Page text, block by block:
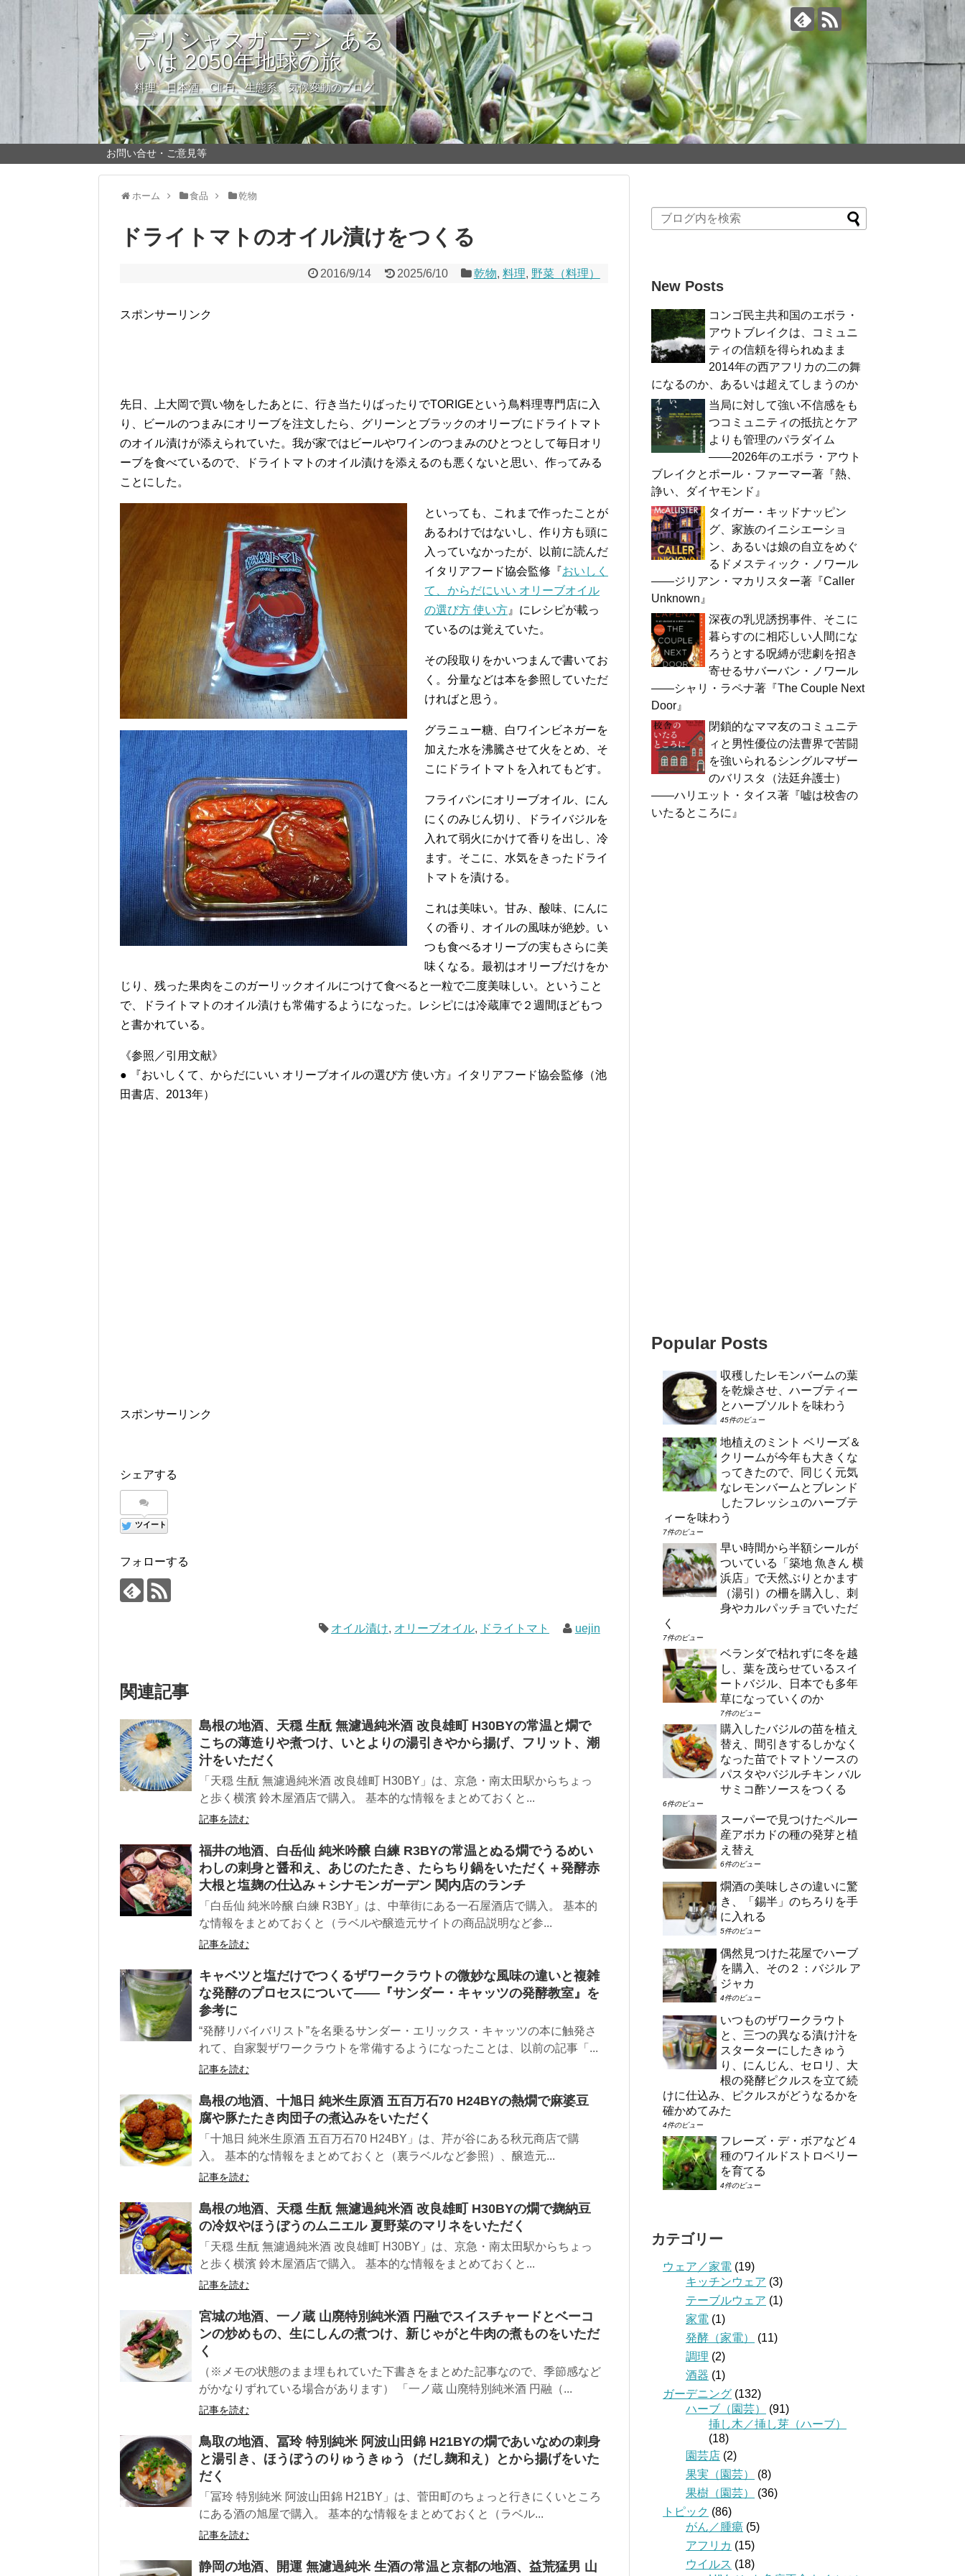
デリシャスガーデン ある
いは 2050年地球の旅
料理、日本酒、Cli-Fi、生態系、気候変動のブログ
お問い合せ・ご意見等
ホーム 食品 乾物
ドライトマトのオイル漬けをつくる
2016/9/14 2025/6/10 乾物, 料理, 野菜（料理）
スポンサーリンク
先日、上大岡で買い物をしたあとに、行き当たりばったりでTORIGEという鳥料理専門店に入
り、ビールのつまみにオリーブを注文したら、グリーンとブラックのオリーブにドライトマト
のオイル漬けが添えられていた。我が家ではビールやワインのつまみのひとつとして毎日オリ
ーブを食べているので、ドライトマトのオイル漬けを添えるのも悪くないと思い、作ってみる
ことにした。
といっても、これまで作ったことが
あるわけではないし、作り方も頭に
入っていなかったが、以前に読んだ
イタリアフード協会監修『おいしく
て、からだにいい オリーブオイル
の選び方 使い方 』にレシピが載っ
ているのは覚えていた。
その段取りをかいつまんで書いてお
く。分量などは本を参照していただ
ければと思う。
グラニュー糖、白ワインビネガーを
加えた水を沸騰させて火をとめ、そ
こにドライトマトを入れてもどす。
フライパンにオリーブオイル、にん
にくのみじん切り、ドライバジルを
入れて弱火にかけて香りを出し、冷
ます。そこに、水気をきったドライ
トマトを漬ける。
これは美味い。甘み、酸味、にんに
くの香り、オイルの風味が絶妙。い
つも食べるオリーブの実もさらに美
味くなる。最初はオリーブだけをか
じり、残った果肉をこのガーリックオイルにつけて食べると一粒で二度美味しい。ということ
で、ドライトマトのオイル漬けも常備するようになった。レシピには冷蔵庫で２週間ほどもつ
と書かれている。
《参照／引用文献》
● 『おいしくて、からだにいい オリーブオイルの選び方 使い方』イタリアフード協会監修（池
田書店、2013年）
スポンサーリンク
シェアする
ツイート
フォローする
オイル漬け, オリーブオイル, ドライトマト uejin
関連記事
島根の地酒、天穏 生酛 無濾過純米酒 改良雄町 H30BYの常温と燗で
こちの薄造りや煮つけ、いとよりの湯引きやから揚げ、フリット、潮
汁をいただく
「天穏 生酛 無濾過純米酒 改良雄町 H30BY」は、京急・南太田駅からちょっ
と歩く横濱 鈴木屋酒店で購入。 基本的な情報をまとめておくと...
記事を読む
福井の地酒、白岳仙 純米吟醸 白練 R3BYの常温とぬる燗でうるめい
わしの刺身と醤和え、あじのたたき、たらちり鍋をいただく＋発酵赤
大根と塩麹の仕込み＋シナモンガーデン 関内店のランチ
「白岳仙 純米吟醸 白練 R3BY」は、中華街にある一石屋酒店で購入。 基本的
な情報をまとめておくと（ラベルや醸造元サイトの商品説明など参...
記事を読む
キャベツと塩だけでつくるザワークラウトの微妙な風味の違いと複雑
な発酵のプロセスについて――『サンダー・キャッツの発酵教室』を
参考に
“発酵リバイバリスト”を名乗るサンダー・エリックス・キャッツの本に触発さ
れて、自家製ザワークラウトを常備するようになったことは、以前の記事「...
記事を読む
島根の地酒、十旭日 純米生原酒 五百万石70 H24BYの熱燗で麻婆豆
腐や豚たたき肉団子の煮込みをいただく
「十旭日 純米生原酒 五百万石70 H24BY」は、芹が谷にある秋元商店で購
入。 基本的な情報をまとめておくと（裏ラベルなど参照）、醸造元...
記事を読む
島根の地酒、天穏 生酛 無濾過純米酒 改良雄町 H30BYの燗で麹納豆
の冷奴やほうぼうのムニエル 夏野菜のマリネをいただく
「天穏 生酛 無濾過純米酒 改良雄町 H30BY」は、京急・南太田駅からちょっ
と歩く横濱 鈴木屋酒店で購入。 基本的な情報をまとめておくと...
記事を読む
宮城の地酒、一ノ蔵 山廃特別純米酒 円融でスイスチャードとベーコ
ンの炒めもの、生にしんの煮つけ、新じゃがと牛肉の煮ものをいただ
く
（※メモの状態のまま埋もれていた下書きをまとめた記事なので、季節感など
がかなりずれている場合があります） 「一ノ蔵 山廃特別純米酒 円融（...
記事を読む
鳥取の地酒、冨玲 特別純米 阿波山田錦 H21BYの燗であいなめの刺身
と湯引き、ほうぼうのりゅうきゅう（だし麹和え）とから揚げをいた
だく
「冨玲 特別純米 阿波山田錦 H21BY」は、菅田町のちょっと行きにくいところ
にある酒の旭屋で購入。 基本的な情報をまとめておくと（ラベル...
記事を読む
静岡の地酒、開運 無濾過純米 生酒の常温と京都の地酒、益荒猛男 山
New Posts
コンゴ民主共和国のエボラ・
アウトブレイクは、コミュニ
ティの信頼を得られぬまま
2014年の西アフリカの二の舞
になるのか、あるいは超えてしまうのか
当局に対して強い不信感をも
つコミュニティの抵抗とケア
よりも管理のパラダイム
――2026年のエボラ・アウト
ブレイクとポール・ファーマー著『熱、
諍い、ダイヤモンド』
タイガー・キッドナッピン
グ、家族のイニシエーショ
ン、あるいは娘の自立をめぐ
るドメスティック・ノワール
――ジリアン・マカリスター著『Caller
Unknown』
深夜の乳児誘拐事件、そこに
暮らすのに相応しい人間にな
ろうとする呪縛が悲劇を招き
寄せるサバーバン・ノワール
――シャリ・ラペナ著『The Couple Next
Door』
閉鎖的なママ友のコミュニテ
ィと男性優位の法曹界で苦闘
を強いられるシングルマザー
のバリスタ（法廷弁護士）
――ハリエット・タイス著『嘘は校舎の
いたるところに』
Popular Posts
収穫したレモンバームの葉
を乾燥させ、ハーブティー
とハーブソルトを味わう
45件のビュー
地植えのミント ベリーズ＆
クリームが今年も大きくな
ってきたので、同じく元気
なレモンバームとブレンド
したフレッシュのハーブテ
ィーを味わう
7件のビュー
早い時間から半額シールが
ついている「築地 魚きん 横
浜店」で天然ぶりとかます
（湯引）の柵を購入し、刺
身やカルパッチョでいただ
く
7件のビュー
ベランダで枯れずに冬を越
し、葉を茂らせているスイ
ートバジル、日本でも多年
草になっていくのか
7件のビュー
購入したバジルの苗を植え
替え、間引きするしかなく
なった苗でトマトソースの
パスタやバジルチキン バル
サミコ酢ソースをつくる
6件のビュー
スーパーで見つけたペルー
産アボカドの種の発芽と植
え替え
6件のビュー
燗酒の美味しさの違いに驚
き、「錫半」のちろりを手
に入れる
5件のビュー
偶然見つけた花屋でハーブ
を購入、その２：バジル ア
ジャカ
4件のビュー
いつものザワークラウト
と、三つの異なる漬け汁を
スターターにしたきゅう
り、にんじん、セロリ、大
根の発酵ピクルスを立て続
けに仕込み、ピクルスがどうなるかを
確かめてみた
4件のビュー
フレーズ・デ・ボアなど４
種のワイルドストロベリー
を育てる
4件のビュー
カテゴリー
ウェア／家電 (19)
キッチンウェア (3)
テーブルウェア (1)
家電 (1)
発酵（家電）
(11)
調理 (2)
酒器 (1)
ガーデニング (132)
ハーブ（園芸）
(91)
挿し木／挿し芽（ハーブ）
(18)
園芸店 (2)
果実（園芸）
(8)
果樹（園芸）
(36)
トピック (86)
がん／腫瘍 (5)
アフリカ (15)
ウイルス (18)